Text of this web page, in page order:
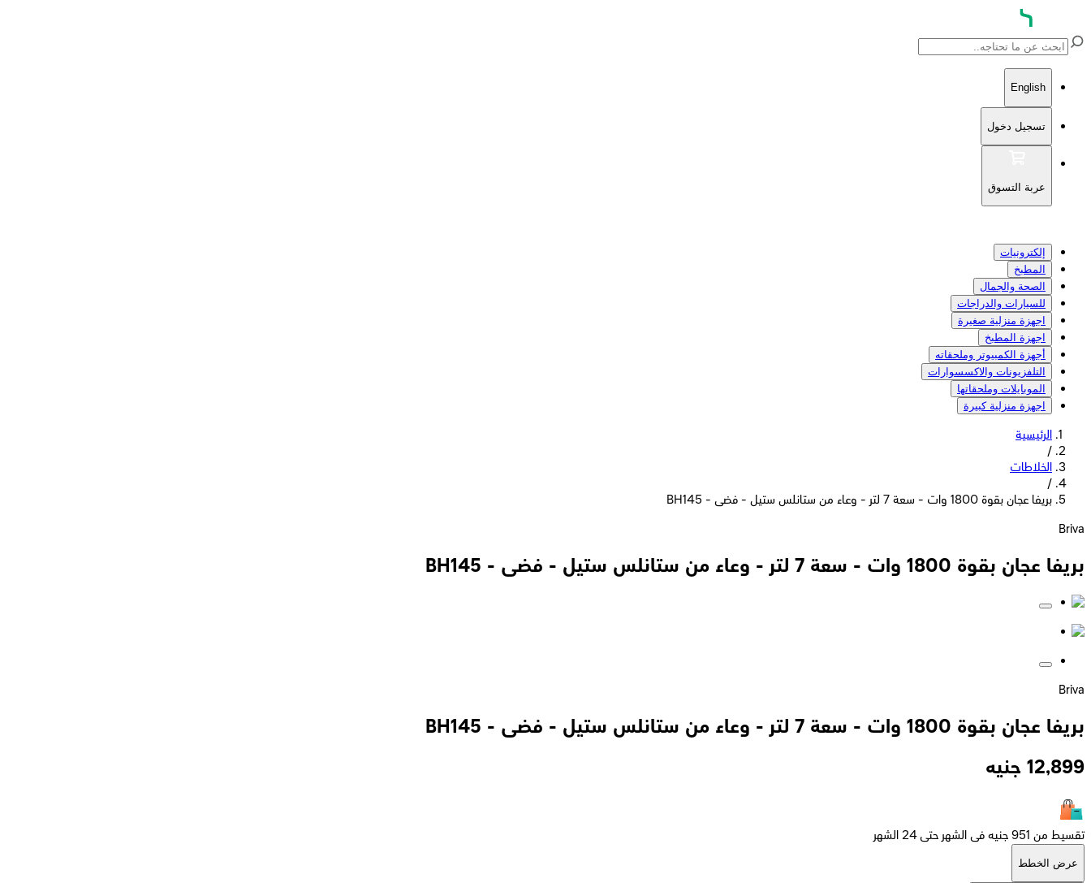
English
تسجيل دخول
عربة التسوق
إلكترونيات
المطبخ
الصحة والجمال
للسيارات والدراجات
اجهزة منزلية صغيرة
اجهزة المطبخ
أجهزة الكمبيوتر وملحقاته
التلفزيونات والاكسسوارات
الموبايلات وملحقاتها
اجهزة منزلية كبيرة
الرئيسية
/
الخلاطات
/
بريفا عجان بقوة 1800 وات - سعة 7 لتر - وعاء من ستانلس ستيل - فضى - BH145
Briva
بريفا عجان بقوة 1800 وات - سعة 7 لتر - وعاء من ستانلس ستيل - فضى - BH145
Briva
بريفا عجان بقوة 1800 وات - سعة 7 لتر - وعاء من ستانلس ستيل - فضى - BH145
12,899 جنيه
تقسيط من 951 جنيه فى الشهر حتى 24 الشهر
عرض الخطط